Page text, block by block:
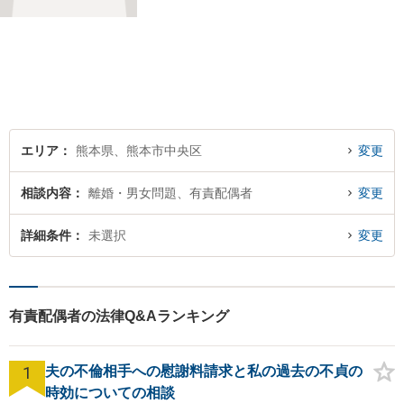
エリア 熊本県、熊本市中央区 変更
相談内容 離婚・男女問題、有責配偶者 変更
詳細条件 未選択 変更
有責配偶者の法律Q&Aランキング
1
夫の不倫相手への慰謝料請求と私の過去の不貞の
時効についての相談